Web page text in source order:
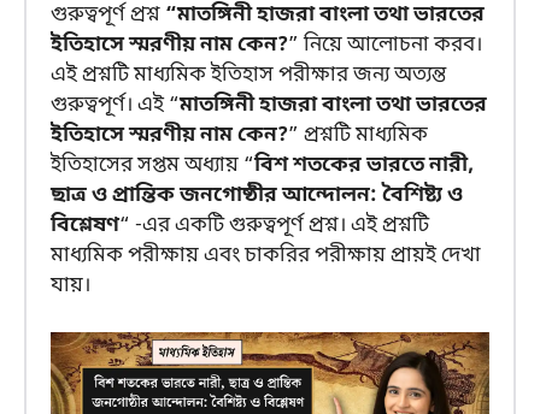
গুরুত্বপূর্ণ প্রশ্ন “মাতঙ্গিনী হাজরা বাংলা তথা ভারতের
ইতিহাসে স্মরণীয় নাম কেন?” নিয়ে আলোচনা করব।
এই প্রশ্নটি মাধ্যমিক ইতিহাস পরীক্ষার জন্য অত্যন্ত
গুরুত্বপূর্ণ। এই “মাতঙ্গিনী হাজরা বাংলা তথা ভারতের
ইতিহাসে স্মরণীয় নাম কেন?” প্রশ্নটি মাধ্যমিক
ইতিহাসের সপ্তম অধ্যায় “বিশ শতকের ভারতে নারী,
ছাত্র ও প্রান্তিক জনগোষ্ঠীর আন্দোলন: বৈশিষ্ট্য ও
বিশ্লেষণ“ -এর একটি গুরুত্বপূর্ণ প্রশ্ন। এই প্রশ্নটি
মাধ্যমিক পরীক্ষায় এবং চাকরির পরীক্ষায় প্রায়ই দেখা
যায়।